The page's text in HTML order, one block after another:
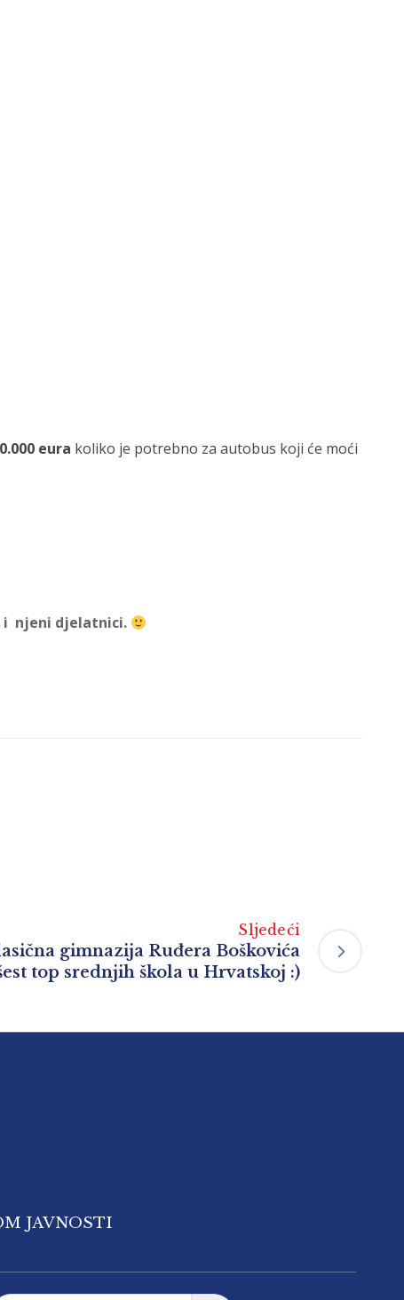
eura koliko je potrebno za autobus koji će moći
i njeni djelatnici.
Sljedeći
gimnazija Ruđera Boškovića
top srednjih škola u Hrvatskoj :)
JAVNOSTI